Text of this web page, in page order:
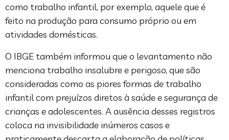
como trabalho infantil, por exemplo, aquele que é
feito na produção para consumo próprio ou em
atividades domésticas.
O IBGE também informou que o levantamento não
menciona trabalho insalubre e perigoso, que são
consideradas como as piores formas de trabalho
infantil com prejuízos diretos à saúde e segurança de
crianças e adolescentes. A ausência desses registros
coloca na invisibilidade inúmeros casos e